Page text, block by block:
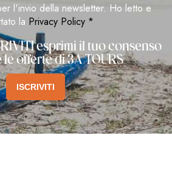
l'invio della newsletter. Ho letto e
la Privacy Policy *
esprimi il tuo consenso
offerte di 3A TOURS
ISCRIVITI